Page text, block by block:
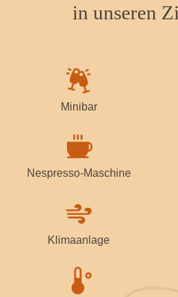
in unseren
Minibar
Nespresso-Maschine
Klimaanlage